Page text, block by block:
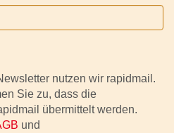
nutzen wir rapidmail.
Sie zu, dass die
übermittelt werden.
und